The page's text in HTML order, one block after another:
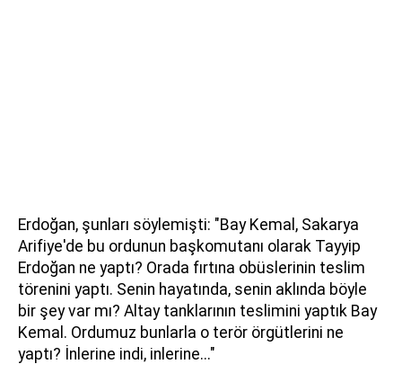
Erdoğan, şunları söylemişti: "Bay Kemal, Sakarya
Arifiye'de bu ordunun başkomutanı olarak Tayyip
Erdoğan ne yaptı? Orada fırtına obüslerinin teslim
törenini yaptı. Senin hayatında, senin aklında böyle
bir şey var mı? Altay tanklarının teslimini yaptık Bay
Kemal. Ordumuz bunlarla o terör örgütlerini ne
yaptı? İnlerine indi, inlerine..."